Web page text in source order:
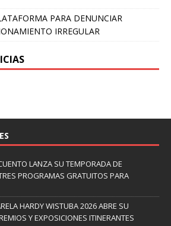
PARA DENUNCIAR
IRREGULAR
LANZA SU TEMPORADA DE
PROGRAMAS GRATUITOS PARA
HARDY WISTUBA 2026 ABRE SU
Y EXPOSICIONES ITINERANTES